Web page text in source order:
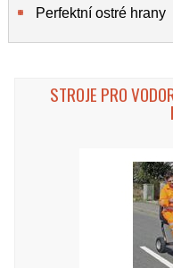
Perfektní ostré hrany
STROJE PRO